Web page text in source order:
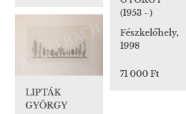
(1953 - )
Fészkelőhely,
1998
71 000 Ft
LIPTÁK
GYÖRGY